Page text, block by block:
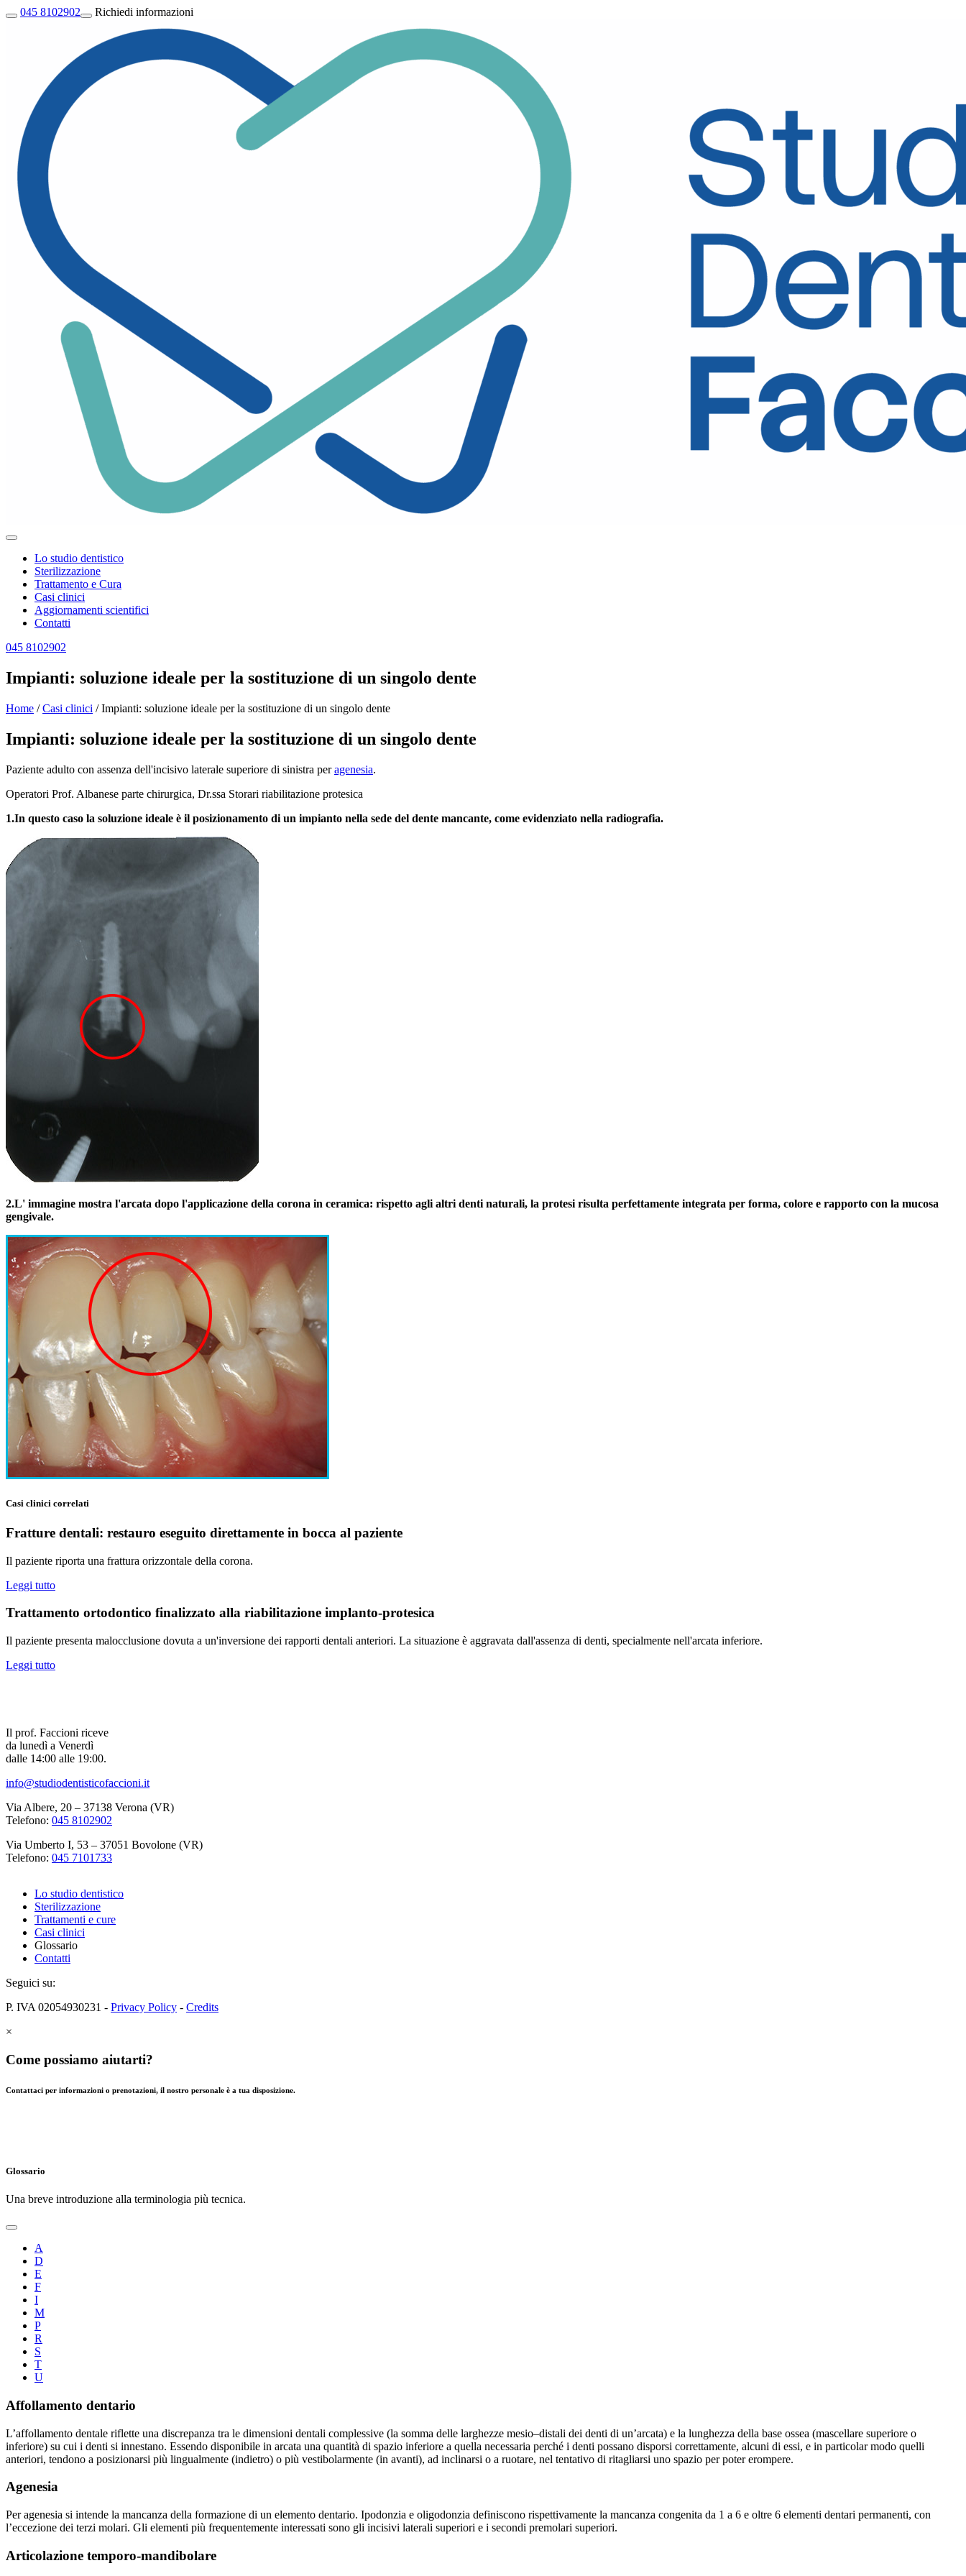
045 8102902 Richiedi informazioni
Lo studio dentistico
Sterilizzazione
Trattamento e Cura
Casi clinici
Aggiornamenti scientifici
Contatti
045 8102902
Impianti: soluzione ideale per la sostituzione di un singolo dente
Home /Casi clinici /Impianti: soluzione ideale per la sostituzione di un singolo dente
Impianti: soluzione ideale per la sostituzione di un singolo dente
Paziente adulto con assenza dell'incisivo laterale superiore di sinistra peragenesia.
Operatori Prof. Albanese parte chirurgica, Dr.ssa Storari riabilitazione protesica
1.In questo caso la soluzione ideale è il posizionamento di un impianto nella sede del dente mancante, come evidenziato nella radiografia.
2.L' immagine mostra l'arcata dopo l'applicazione della corona in ceramica: rispetto agli altri denti naturali, la protesi risulta perfettamente integrata per forma, colore e rapporto con la mucosa
gengivale.
Casi clinici correlati
Fratture dentali: restauro eseguito direttamente in bocca al paziente
Il paziente riporta una frattura orizzontale della corona.
Leggi tutto
Trattamento ortodontico finalizzato alla riabilitazione implanto-protesica
Il paziente presenta malocclusione dovuta a un'inversione dei rapporti dentali anteriori. La situazione è aggravata dall'assenza di denti, specialmente nell'arcata inferiore.
Leggi tutto
Il prof. Faccioni riceve
da lunedì a Venerdì
dalle 14:00 alle 19:00.
info@studiodentisticofaccioni.it
Via Albere, 20 – 37138 Verona (VR)
Telefono: 045 8102902
Via Umberto I, 53 – 37051 Bovolone (VR)
Telefono: 045 7101733
Lo studio dentistico
Sterilizzazione
Trattamenti e cure
Casi clinici
Glossario
Contatti
Seguici su:
P. IVA 02054930231 - Privacy Policy - Credits
×
Come possiamo aiutarti?
Contattaci per informazioni o prenotazioni, il nostro personale è a tua disposizione.
Glossario
Una breve introduzione alla terminologia più tecnica.
A
D
E
F
I
M
P
R
S
T
U
Affollamento dentario
L’affollamento dentale riflette una discrepanza tra le dimensioni dentali complessive (la somma delle larghezze mesio–distali dei denti di un’arcata) e la lunghezza della base ossea (mascellare superiore o
inferiore) su cui i denti si innestano. Essendo disponibile in arcata una quantità di spazio inferiore a quella necessaria perché i denti possano disporsi correttamente, alcuni di essi, e in particolar modo quelli
anteriori, tendono a posizionarsi più lingualmente (indietro) o più vestibolarmente (in avanti), ad inclinarsi o a ruotare, nel tentativo di ritagliarsi uno spazio per poter erompere.
Agenesia
Per agenesia si intende la mancanza della formazione di un elemento dentario. Ipodonzia e oligodonzia definiscono rispettivamente la mancanza congenita da 1 a 6 e oltre 6 elementi dentari permanenti, con
l’eccezione dei terzi molari. Gli elementi più frequentemente interessati sono gli incisivi laterali superiori e i secondi premolari superiori.
Articolazione temporo-mandibolare